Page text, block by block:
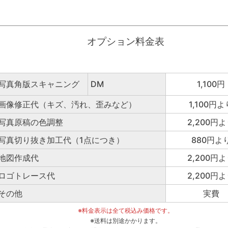
オプション料金表
真角版スキャニング DM
1,100円
像修正代（キズ、汚れ、歪みなど）
1,100円よ
真原稿の色調整
2,200円よ
真切り抜き加工代（1点につき）
880円よ
図作成代
2,200円よ
ロゴトレース代
2,200円よ
の他
実費
※料金表示は全て税込み価格です。
※送料は別途かかります。